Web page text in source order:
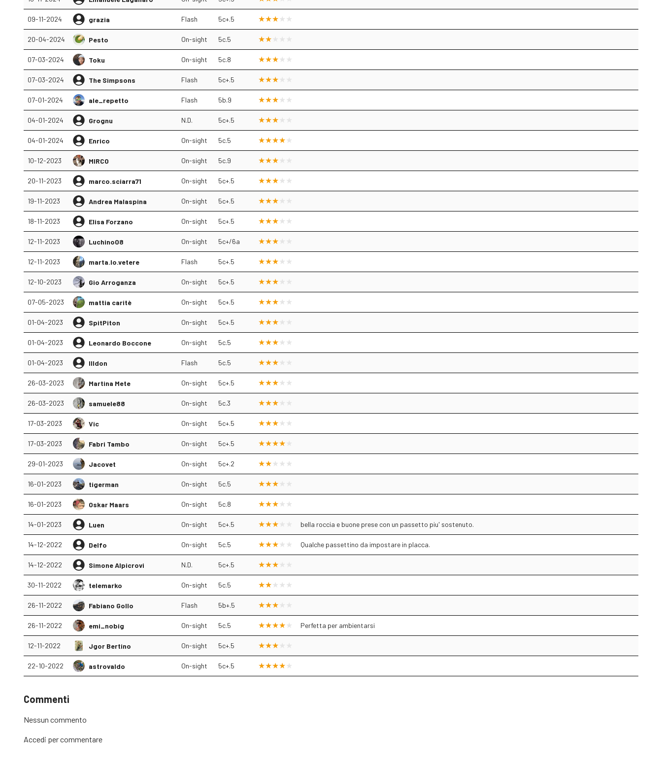
09-11-2024 grazia Flash 5c+.5
20-04-2024 Pesto On-sight 5c.5
07-03-2024 Toku On-sight 5c.8
07-03-2024 The Simpsons Flash 5c+.5
07-01-2024 ale_repetto Flash 5b.9
04-01-2024 Grognu N.D. 5c+.5
04-01-2024 Enrico On-sight 5c.5
10-12-2023 MIRCO On-sight 5c.9
20-11-2023 marco.sciarra71 On-sight 5c+.5
19-11-2023 Andrea Malaspina On-sight 5c+.5
18-11-2023 Elisa Forzano On-sight 5c+.5
12-11-2023 Luchino08 On-sight 5c+/6a
12-11-2023 marta.lo.vetere Flash 5c+.5
12-10-2023 Gio Arroganza On-sight 5c+.5
07-05-2023 mattia caritè On-sight 5c+.5
01-04-2023 SpitPiton On-sight 5c+.5
01-04-2023 Leonardo Boccone On-sight 5c.5
01-04-2023 Illdon Flash 5c.5
26-03-2023 Martina Mete On-sight 5c+.5
26-03-2023 samuele88 On-sight 5c.3
17-03-2023 Vic On-sight 5c+.5
17-03-2023 Fabri Tambo On-sight 5c+.5
29-01-2023 Jacovet On-sight 5c+.2
16-01-2023 tigerman On-sight 5c.5
16-01-2023 Oskar Maars On-sight 5c.8
14-01-2023 Luen On-sight 5c+.5 bella roccia e buone prese con un passetto piu' sostenuto.
14-12-2022 Delfo On-sight 5c.5 Qualche passettino da impostare in placca.
14-12-2022 Simone Alpicrovi N.D. 5c+.5
30-11-2022 telemarko On-sight 5c.5
26-11-2022 Fabiano Gollo Flash 5b+.5
26-11-2022 emi_nobig On-sight 5c.5 Perfetta per ambientarsi
12-11-2022 Jgor Bertino On-sight 5c+.5
22-10-2022 astrovaldo On-sight 5c+.5
Commenti
Nessun commento
Accedi per commentare